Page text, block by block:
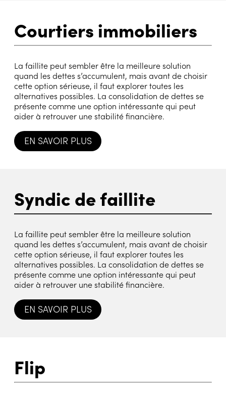
Courtiers immobiliers
La faillite peut sembler être la meilleure solution
quand les dettes s’accumulent, mais avant de choisir
cette option sérieuse, il faut explorer toutes les
alternatives possibles. La consolidation de dettes se
présente comme une option intéressante qui peut
aider à retrouver une stabilité financière.
EN SAVOIR PLUS
Syndic de faillite
La faillite peut sembler être la meilleure solution
quand les dettes s’accumulent, mais avant de choisir
cette option sérieuse, il faut explorer toutes les
alternatives possibles. La consolidation de dettes se
présente comme une option intéressante qui peut
aider à retrouver une stabilité financière.
EN SAVOIR PLUS
Flip